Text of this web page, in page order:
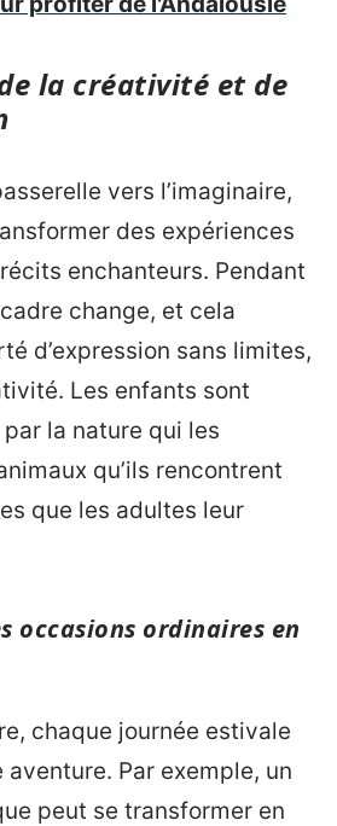
la créativité et de
vers l’imaginaire,
des expériences
enchanteurs. Pendant
change, et cela
d’expression sans limites,
Les enfants sont
la nature qui les
qu’ils rencontrent
que les adultes leur
occasions ordinaires en
chaque journée estivale
Par exemple, un
peut se transformer en